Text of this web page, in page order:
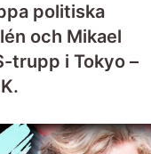
politiska
och Mikael
trupp i Tokyo –